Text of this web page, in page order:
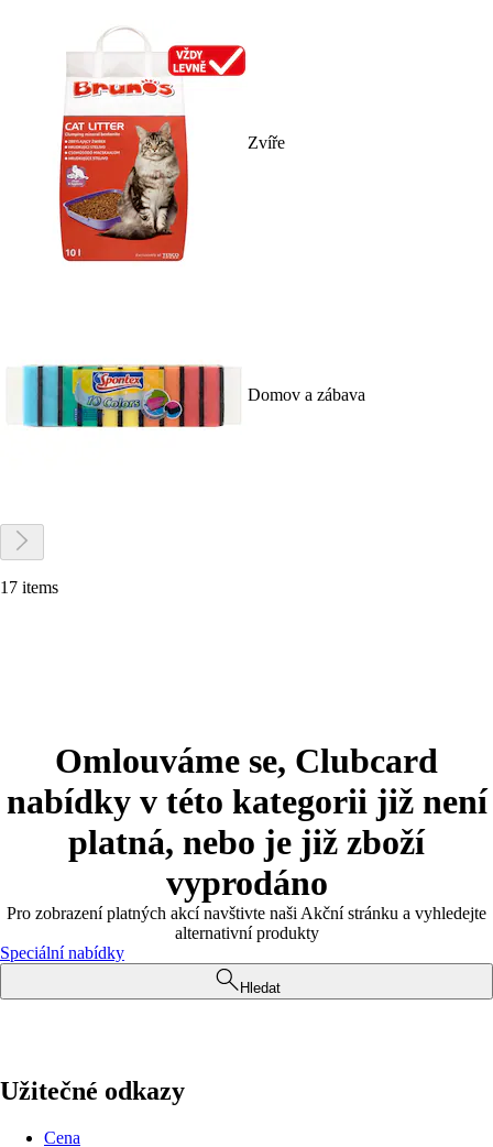
Zvíře
Domov a zábava
17 items
Omlouváme se, Clubcard
nabídky v této kategorii již není
platná, nebo je již zboží
vyprodáno
Pro zobrazení platných akcí navštivte naši Akční stránku a vyhledejte
alternativní produkty
Speciální nabídky
Hledat
Užitečné odkazy
Cena